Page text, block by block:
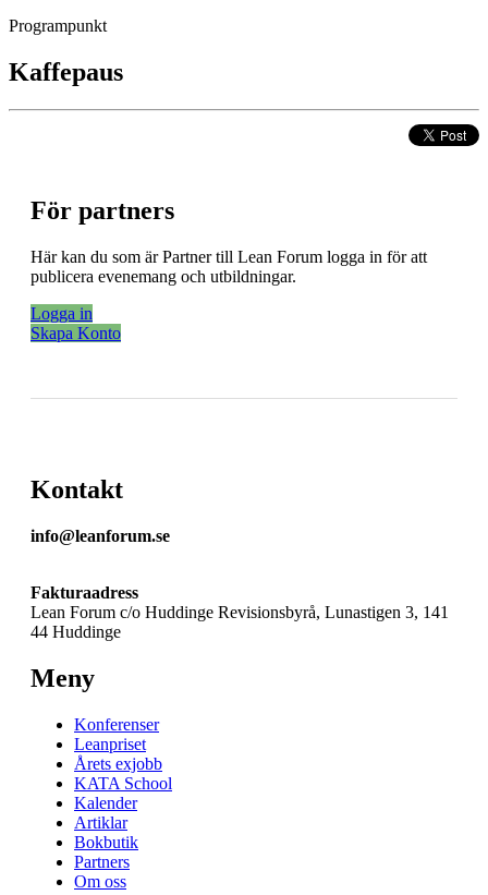
Programpunkt
Kaffepaus
För partners
Här kan du som är Partner till Lean Forum logga in för att
publicera evenemang och utbildningar.
Logga in
Skapa Konto
Kontakt
info@leanforum.se
Fakturaadress
Lean Forum c/o Huddinge Revisionsbyrå, Lunastigen 3, 141
44 Huddinge
Meny
Konferenser
Leanpriset
Årets exjobb
KATA School
Kalender
Artiklar
Bokbutik
Partners
Om oss